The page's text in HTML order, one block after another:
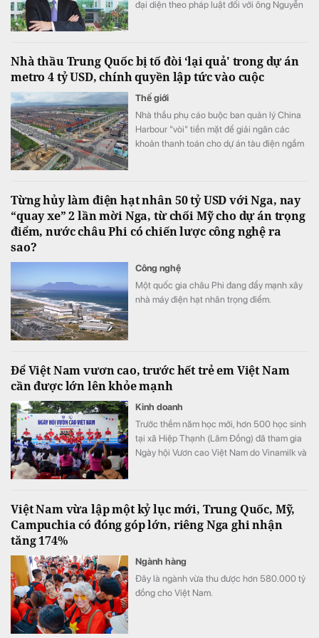
đại diện theo pháp luật đối với ông Nguyễn
Nhà thầu Trung Quốc bị tố đòi ‘lại quả' trong dự án
metro 4 tỷ USD, chính quyền lập tức vào cuộc
Thế giới
Nhà thầu phụ cáo buộc ban quản lý China
Harbour "vòi" tiền mặt để giải ngân các
khoản thanh toán cho dự án tàu điện ngầm
Từng hủy làm điện hạt nhân 50 tỷ USD với Nga, nay
“quay xe” 2 lần mời Nga, từ chối Mỹ cho dự án trọng
điểm, nước châu Phi có chiến lược công nghệ ra
sao?
Công nghệ
Một quốc gia châu Phi đang đẩy mạnh xây
nhà máy điện hạt nhân trọng điểm.
Để Việt Nam vươn cao, trước hết trẻ em Việt Nam
cần được lớn lên khỏe mạnh
Kinh doanh
Trước thềm năm học mới, hơn 500 học sinh
tại xã Hiệp Thạnh (Lâm Đồng) đã tham gia
Ngày hội Vươn cao Việt Nam do Vinamilk và
Việt Nam vừa lập một kỷ lục mới, Trung Quốc, Mỹ,
Campuchia có đóng góp lớn, riêng Nga ghi nhận
tăng 174%
Ngành hàng
Đây là ngành vừa thu được hơn 580.000 tỷ
đồng cho Việt Nam.